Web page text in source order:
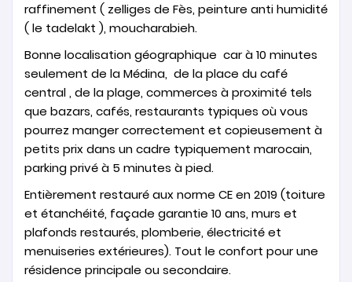
raffinement ( zelliges de Fès, peinture anti humidité
( le tadelakt ), moucharabieh.
Bonne localisation géographique car à 10 minutes
seulement de la Médina, de la place du café
central , de la plage, commerces à proximité tels
que bazars, cafés, restaurants typiques où vous
pourrez manger correctement et copieusement à
petits prix dans un cadre typiquement marocain,
parking privé à 5 minutes à pied.
Entièrement restauré aux norme CE en 2019 (toiture
et étanchéité, façade garantie 10 ans, murs et
plafonds restaurés, plomberie, électricité et
menuiseries extérieures). Tout le confort pour une
résidence principale ou secondaire.